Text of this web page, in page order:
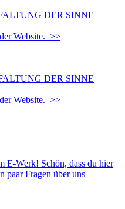
DER SINNE
Website. >>
DER SINNE
Website. >>
E-Werk! Schön, dass du hier
paar Fragen über uns